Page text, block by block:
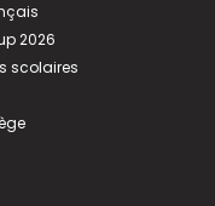
2026
scolaires